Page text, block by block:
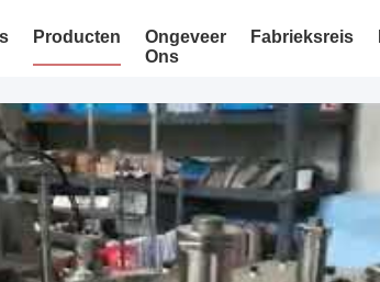
Producten
Ongeveer
Ons
Fabrieksreis